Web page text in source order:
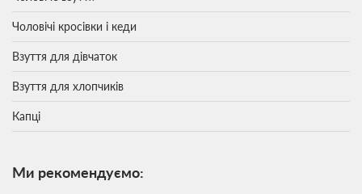
Чоловічі кросівки і кеди
Взуття для дівчаток
Взуття для хлопчиків
Капці
Ми рекомендуємо: